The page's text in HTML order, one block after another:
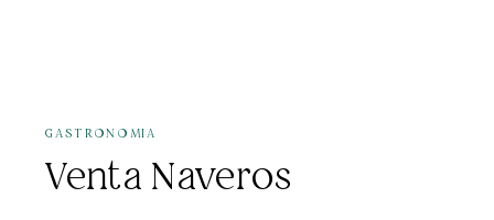
GASTRONOMIA
Venta Naveros